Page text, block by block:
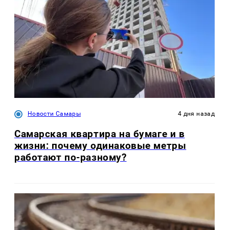
Новости Самары 4 дня назад
Самарская квартира на бумаге и в
жизни: почему одинаковые метры
работают по-разному?